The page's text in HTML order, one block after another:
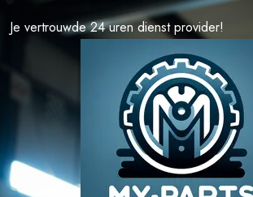
naar
inhoud
Je vertrouwde 24 uren dienst provider!